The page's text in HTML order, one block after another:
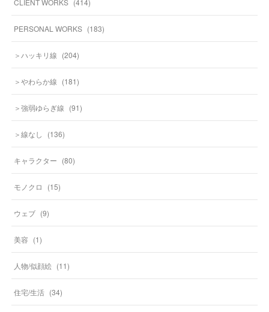
PERSONAL WORKS (183)
＞ハッキリ線 (204)
＞やわらか線 (181)
＞強弱ゆらぎ線 (91)
＞線なし (136)
キャラクター (80)
モノクロ (15)
ウェブ (9)
美容 (1)
人物/似顔絵 (11)
住宅/生活 (34)